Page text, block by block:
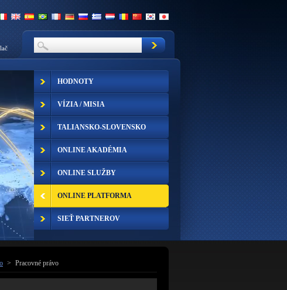
> Pracovné právo
HODNOTY
VÍZIA / MISIA
TALIANSKO-SLOVENSKO
ONLINE AKADÉMIA
ONLINE SLUŽBY
ONLINE PLATFORMA
SIEŤ PARTNEROV